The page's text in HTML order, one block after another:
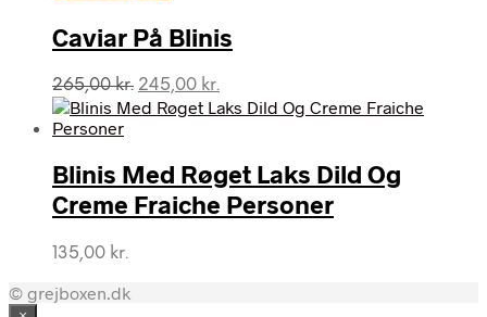
300,00 kr..125,00 kr..
Caviar På Blinis
265,00kr. Den
oprindelige
265,00 kr..
245,00 kr.
aktuelle
245,00 kr..
Blinis Med Røget Laks Dild Og
Creme Fraiche Personer
135,00 kr.
© grejboxen.dk